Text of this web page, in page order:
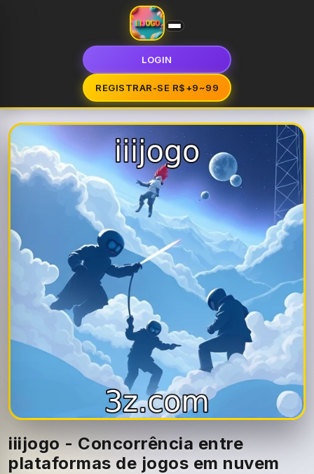
LOGIN
REGISTRAR-SE R$+9~99
iiijogo - Concorrência entre
plataformas de jogos em nuvem